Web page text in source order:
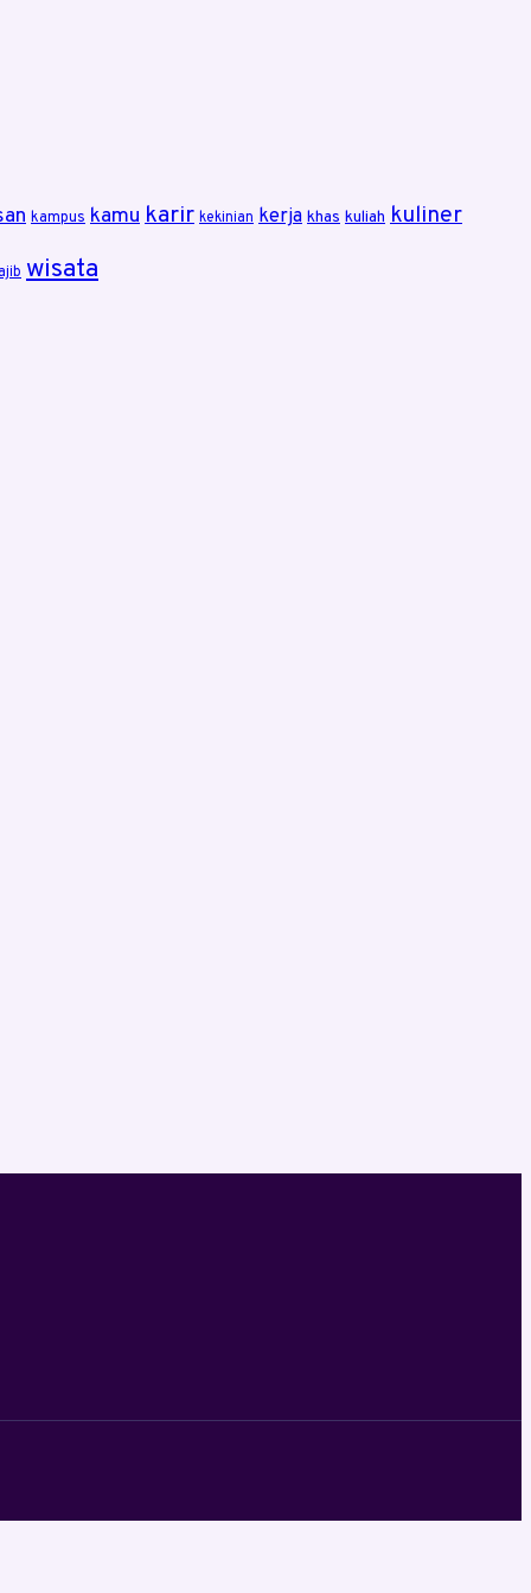
kampus kamukarir kekinian kerja khas kuliah kuliner
wisata